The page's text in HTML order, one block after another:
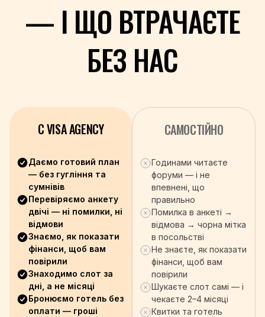
+252
+41
+886
+992
+255
+66
+670
+228
+676
+1-868
+216
+90
+993
— І ЩО ВТРАЧАЄТЕ
БЕЗ НАС
C VISA AGENCY
Даємо готовий план
— без гугління та
сумнівів
Перевіряємо анкету
двічі — ні помилки, ні
відмови
Знаємо, як показати
фінанси, щоб вам
повірили
Знаходимо слот за
дні, а не місяці
Бронюємо готель без
оплати — гроші
САМОСТІЙНО
Годинами читаєте
форуми — і не
впевнені, що
правильно
Помилка в анкеті →
відмова → чорна мітка
в посольстві
Не знаєте, як показати
фінанси, щоб вам
повірили
Шукаєте слот самі — і
чекаєте 2–4 місяці
Квитки та готель